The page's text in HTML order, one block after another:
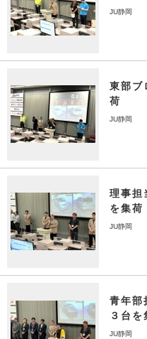
JU静岡
東部ブ
荷
JU静岡
理事担
を集荷
JU静岡
青年部
３台を
JU静岡